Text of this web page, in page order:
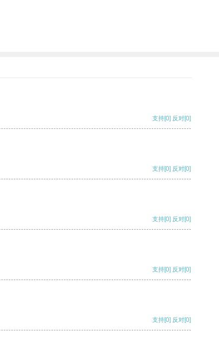
支持[0] 反对[0]
支持[0] 反对[0]
支持[0] 反对[0]
支持[0] 反对[0]
支持[0] 反对[0]